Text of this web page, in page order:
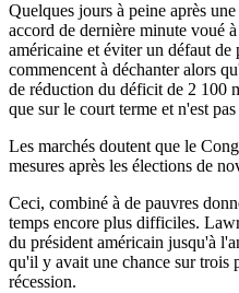
Quelques jours à peine après
accord de dernière minute voué
américaine et éviter un défaut de
commencent à déchanter alors
de réduction du déficit de 2 100
que sur le court terme et n'est
Les marchés doutent que le
mesures après les élections de
Ceci, combiné à de pauvres
temps encore plus difficiles.
du président américain jusqu'à
qu'il y avait une chance sur trois
récession.